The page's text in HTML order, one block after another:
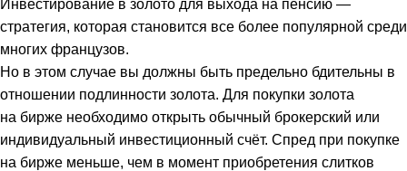
Инвестирование в золото для выхода на пенсию —
стратегия, которая становится все более популярной среди
многих французов.
Но в этом случае вы должны быть предельно бдительны в
отношении подлинности золота. Для покупки золота
на бирже необходимо открыть обычный брокерский или
индивидуальный инвестиционный счёт. Спред при покупке
на бирже меньше, чем в момент приобретения слитков